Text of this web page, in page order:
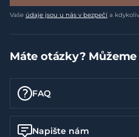
Vaše údaje jsou u nás v bezpečí a
Máte otázky?
FAQ
Napište nám